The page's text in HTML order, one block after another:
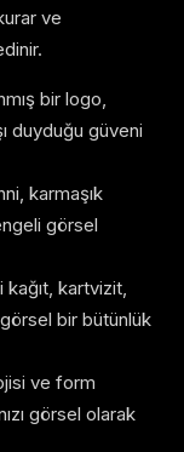
ve
bir logo,
duyduğu güveni
karmaşık
görsel
kağıt, kartvizit,
bir bütünlük
ve form
görsel olarak